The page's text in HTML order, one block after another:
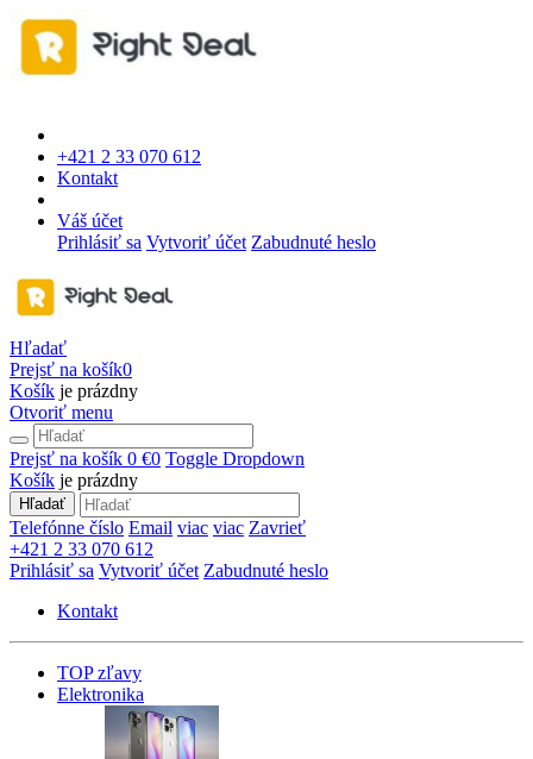
+421 2 33 070 612
Kontakt
Váš účet
Prihlásiť sa Vytvoriť účet Zabudnuté heslo
Hľadať
Prejsť na košík0
Košík je prázdny
Otvoriť menu
Prejsť na košík 0 €0 Toggle Dropdown
Košík je prázdny
Hľadať
Telefónne číslo Email viac viac Zavrieť
+421 2 33 070 612
Prihlásiť sa Vytvoriť účet Zabudnuté heslo
Kontakt
TOP zľavy
Elektronika